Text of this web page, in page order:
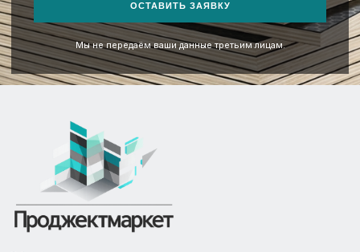
ОСТАВИТЬ ЗАЯВКУ
Мы не передаём ваши данные третьим лицам.